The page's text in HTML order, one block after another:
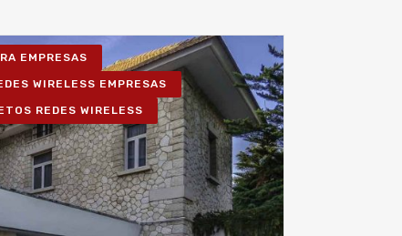
EMPRESAS
WIRELESS EMPRESAS
REDES WIRELESS